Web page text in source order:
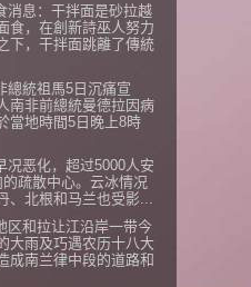
消息：干拌面是砂拉越
食，在創新詩巫人努力
下，干拌面跳離了傳統
總統祖馬5日沉痛宣
南非前總統曼德拉因病
當地時間5日晚上8時
况恶化，超过5000人安
疏散中心。云冰情况
、北根和马兰也受影...
区和拉让江沿岸一带今
大雨及巧遇农历十八大
成南兰律中段的道路和